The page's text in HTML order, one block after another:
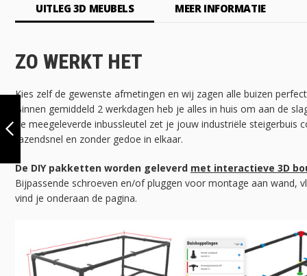
KLEDINGREK
TOULOUSE |
VIERKANT STAAL
25X25 MM |
DIY
UITLEG 3D MEUBELS
ZO WERKT HET
Kies zelf de gewenste afmetingen en wij zagen alle buizen
Binnen gemiddeld 2 werkdagen heb je alles in huis om aan de
de meegeleverde inbussleutel zet je jouw industriële steigerbuis
razendsnel en zonder gedoe in elkaar.
De DIY pakketten worden geleverd met interactieve 3D
Bijpassende schroeven en/of pluggen voor montage aan wand,
vind je onderaan de pagina.
MEER INFORMATIE